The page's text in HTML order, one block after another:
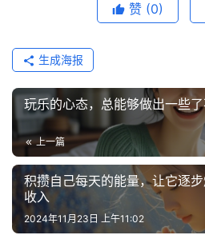
赞 (0)
生成海报
玩乐的心态，总能够做出一些
上一篇
积攒自己每天的能量，让它逐
收入
2024年11月23日 上午11:02